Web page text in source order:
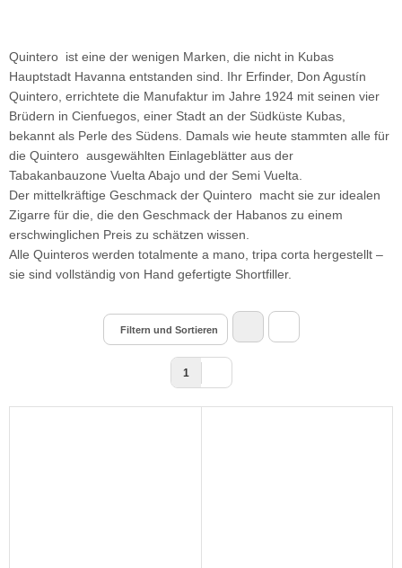
Quintero ist eine der wenigen Marken, die nicht in Kubas
Hauptstadt Havanna entstanden sind. Ihr Erfinder, Don Agustín
Quintero, errichtete die Manufaktur im Jahre 1924 mit seinen vier
Brüdern in Cienfuegos, einer Stadt an der Südküste Kubas,
bekannt als Perle des Südens. Damals wie heute stammten alle für
die Quintero ausgewählten Einlageblätter aus der
Tabakanbauzone Vuelta Abajo und der Semi Vuelta.
Der mittelkräftige Geschmack der Quintero macht sie zur idealen
Zigarre für die, die den Geschmack der Habanos zu einem
erschwinglichen Preis zu schätzen wissen.
Alle Quinteros werden totalmente a mano, tripa corta hergestellt –
sie sind vollständig von Hand gefertigte Shortfiller.
Filtern und Sortieren
1